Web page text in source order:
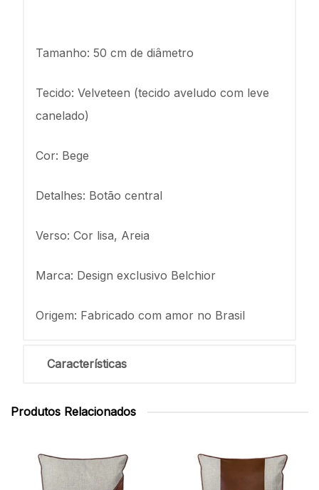
Tamanho: 50 cm de diâmetro
Tecido: Velveteen (tecido aveludo com leve
canelado)
Cor: Bege
Detalhes: Botão central
Verso: Cor lisa, Areia
Marca: Design exclusivo Belchior
Origem: Fabricado com amor no Brasil
Características
Produtos Relacionados